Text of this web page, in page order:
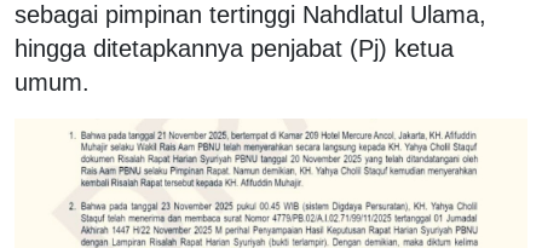
sebagai pimpinan tertinggi Nahdlatul Ulama,
hingga ditetapkannya penjabat (Pj) ketua
umum.